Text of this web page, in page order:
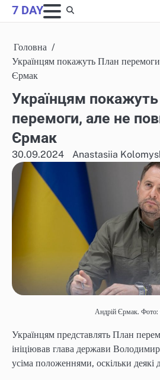
Skip
to
7 DAY
Головна
Українцям покажуть План
Єрмак
Українцям
перемоги, але не
Єрмак
30.09.2024 Anastasiia
Андрій Єрмак.
Українцям представлять План
ініціював глава держави
усіма положеннями, оскільки деякі